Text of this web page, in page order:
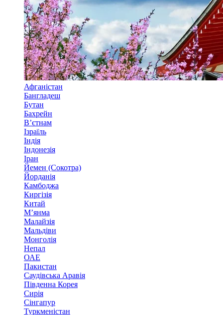
Афганістан
Бангладеш
Бутан
Бахрейн
В’єтнам
Ізраїль
Індія
Індонезія
Іран
Йемен (Сокотра)
Йорданія
Камбоджа
Киргізія
Китай
М’янма
Малайзія
Мальдіви
Монголія
Непал
ОАЕ
Пакистан
Саудівська Аравія
Південна Корея
Сирія
Сінгапур
Туркменістан